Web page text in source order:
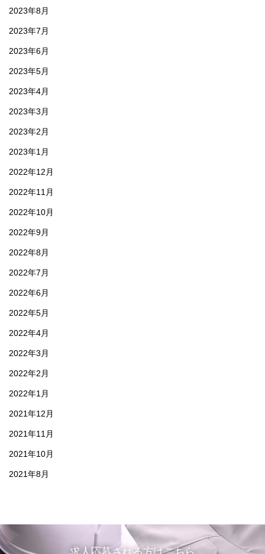
2023年8月
2023年7月
2023年6月
2023年5月
2023年4月
2023年3月
2023年2月
2023年1月
2022年12月
2022年11月
2022年10月
2022年9月
2022年8月
2022年7月
2022年6月
2022年5月
2022年4月
2022年3月
2022年2月
2022年1月
2021年12月
2021年11月
2021年10月
2021年8月
求人応募される方はこちら